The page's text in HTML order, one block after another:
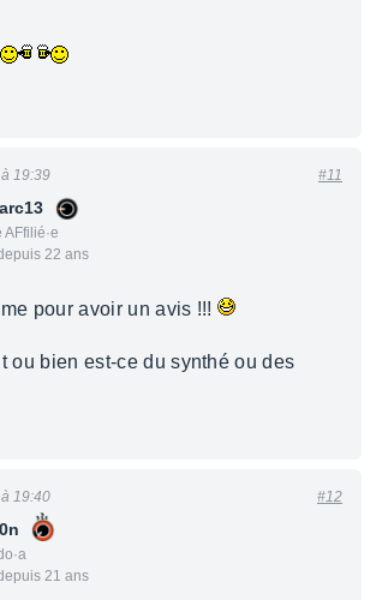
AFfilié·e
22 ans
19:39 #11
pour avoir un avis !!!
ou bien est-ce du synthé ou des
21 ans
19:40 #12